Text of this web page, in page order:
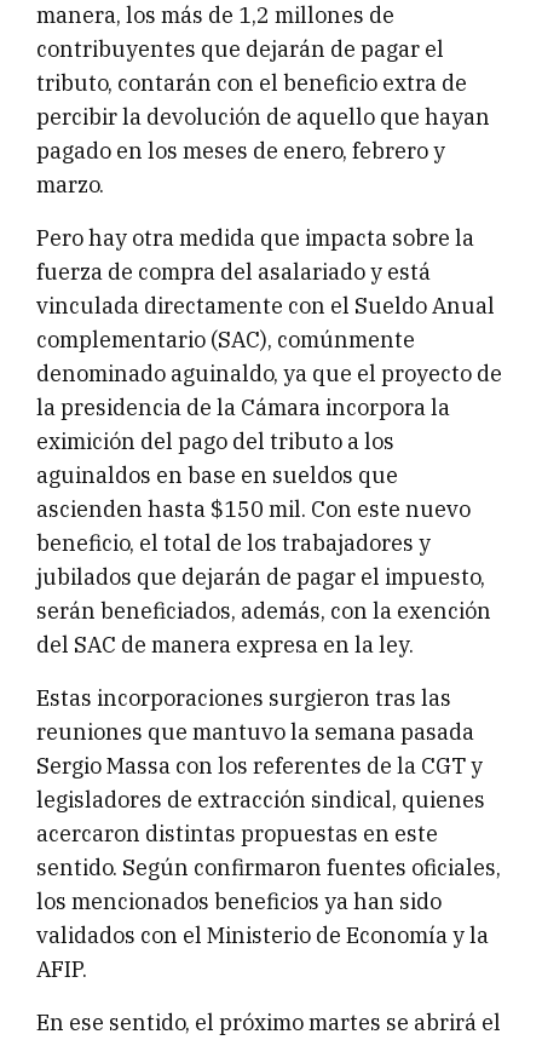
manera, los más de 1,2 millones de
contribuyentes que dejarán de pagar el
tributo, contarán con el beneficio extra de
percibir la devolución de aquello que hayan
pagado en los meses de enero, febrero y
marzo.
Pero hay otra medida que impacta sobre la
fuerza de compra del asalariado y está
vinculada directamente con el Sueldo Anual
complementario (SAC), comúnmente
denominado aguinaldo, ya que el proyecto de
la presidencia de la Cámara incorpora la
eximición del pago del tributo a los
aguinaldos en base en sueldos que
ascienden hasta $150 mil. Con este nuevo
beneficio, el total de los trabajadores y
jubilados que dejarán de pagar el impuesto,
serán beneficiados, además, con la exención
del SAC de manera expresa en la ley.
Estas incorporaciones surgieron tras las
reuniones que mantuvo la semana pasada
Sergio Massa con los referentes de la CGT y
legisladores de extracción sindical, quienes
acercaron distintas propuestas en este
sentido. Según confirmaron fuentes oficiales,
los mencionados beneficios ya han sido
validados con el Ministerio de Economía y la
AFIP.
En ese sentido, el próximo martes se abrirá el